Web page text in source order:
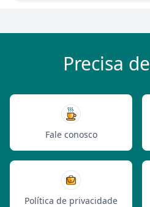
Precisa de
Fale conosco
Política de privacidade